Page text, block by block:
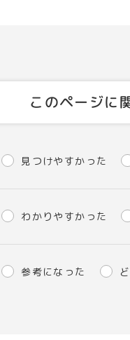
このページに
見つけやすかった
わかりやすかった
参考になった